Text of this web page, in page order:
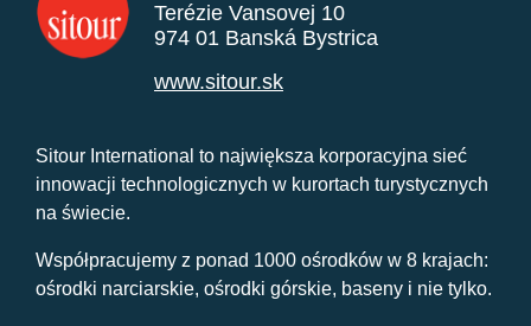
Terézie Vansovej 10
974 01 Banská Bystrica
www.sitour.sk
Sitour International to największa korporacyjna sieć
innowacji technologicznych w kurortach turystycznych
na świecie.
Współpracujemy z ponad 1000 ośrodków w 8 krajach:
ośrodki narciarskie, ośrodki górskie, baseny i nie tylko.